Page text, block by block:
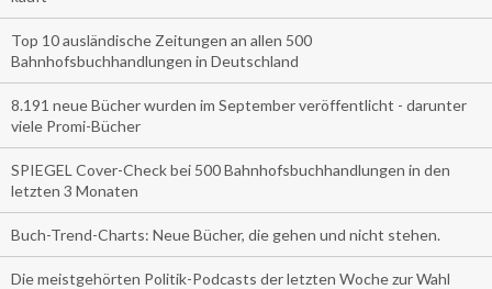
Top 10 ausländische Zeitungen an allen 500
Bahnhofsbuchhandlungen in Deutschland
8.191 neue Bücher wurden im September veröffentlicht - darunter
viele Promi-Bücher
SPIEGEL Cover-Check bei 500 Bahnhofsbuchhandlungen in den
letzten 3 Monaten
Buch-Trend-Charts: Neue Bücher, die gehen und nicht stehen.
Die meistgehörten Politik-Podcasts der letzten Woche zur Wahl